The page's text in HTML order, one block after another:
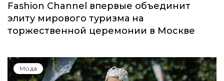
Fashion Channel впервые объединит
элиту мирового туризма на
торжественной церемонии в Москве
Мода